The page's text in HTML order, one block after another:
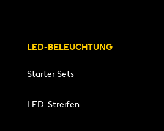
LED-BELEUCHTUNG
Starter Sets
LED-Streifen